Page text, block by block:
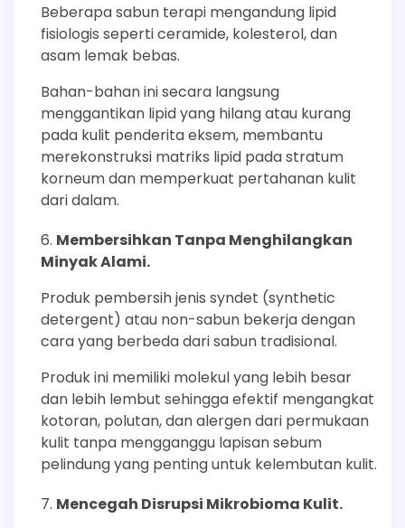
Beberapa sabun terapi mengandung lipid
fisiologis seperti ceramide, kolesterol, dan
asam lemak bebas.
Bahan-bahan ini secara langsung
menggantikan lipid yang hilang atau kurang
pada kulit penderita eksem, membantu
merekonstruksi matriks lipid pada stratum
korneum dan memperkuat pertahanan kulit
dari dalam.
Membersihkan Tanpa Menghilangkan
Minyak Alami.
Produk pembersih jenis syndet (synthetic
detergent) atau non-sabun bekerja dengan
cara yang berbeda dari sabun tradisional.
Produk ini memiliki molekul yang lebih besar
dan lebih lembut sehingga efektif mengangkat
kotoran, polutan, dan alergen dari permukaan
kulit tanpa mengganggu lapisan sebum
pelindung yang penting untuk kelembutan kulit.
Mencegah Disrupsi Mikrobioma Kulit.